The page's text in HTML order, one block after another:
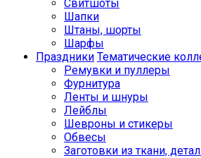
Свитшоты
Шапки
Штаны, шорты
Шарфы
Праздники Тематические
Ремувки и пуллеры
Фурнитура
Ленты и шнуры
Лейблы
Шевроны и стикеры
Обвесы
Заготовки из ткани,